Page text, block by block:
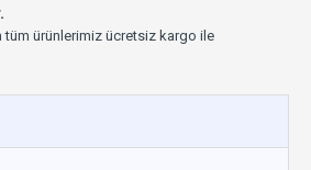
tüm ürünlerimiz ücretsiz kargo ile